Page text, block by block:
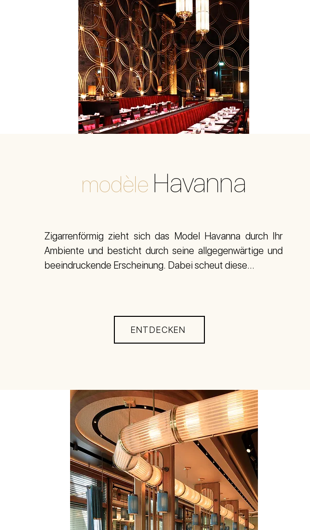
modèle Havanna
Zigarrenförmig zieht sich das Model Havanna durch Ihr
Ambiente und besticht durch seine allgegenwärtige und
beeindruckende Erscheinung. Dabei scheut diese...
ENTDECKEN